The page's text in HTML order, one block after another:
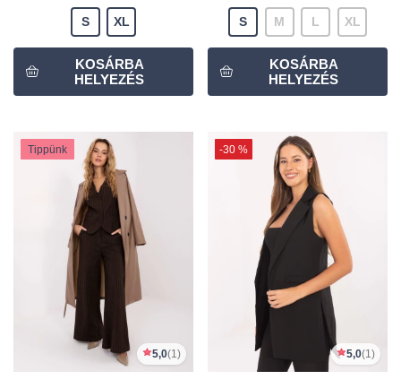
S XL S M L XL
Tippünk
5,0(1)
-30 %
5,0(1)